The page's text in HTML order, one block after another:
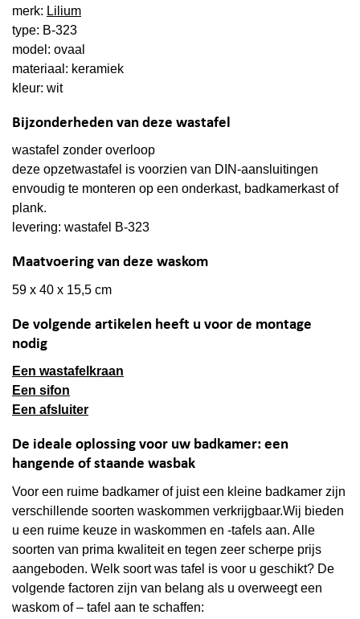
merk: Lilium
type: B-323
model: ovaal
materiaal: keramiek
kleur: wit
Bijzonderheden van deze wastafel
wastafel zonder overloop
deze opzetwastafel is voorzien van DIN-aansluitingen
envoudig te monteren op een onderkast, badkamerkast of
plank.
levering: wastafel B-323
Maatvoering van deze waskom
59 x 40 x 15,5 cm
De volgende artikelen heeft u voor de montage
nodig
Een wastafelkraan
Een sifon
Een afsluiter
De ideale oplossing voor uw badkamer: een
hangende of staande wasbak
Voor een ruime badkamer of juist een kleine badkamer zijn
verschillende soorten waskommen verkrijgbaar.Wij bieden
u een ruime keuze in waskommen en -tafels aan. Alle
soorten van prima kwaliteit en tegen zeer scherpe prijs
aangeboden. Welk soort was tafel is voor u geschikt? De
volgende factoren zijn van belang als u overweegt een
waskom of – tafel aan te schaffen: